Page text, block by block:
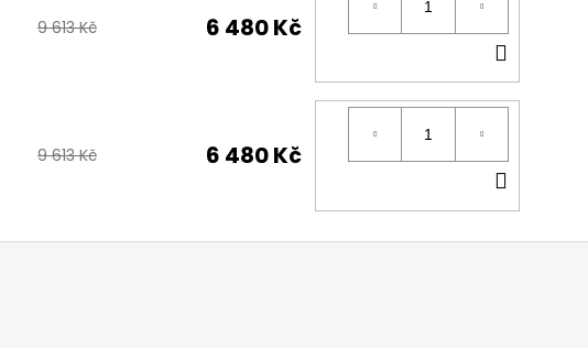
9 613 Kč 6 480 Kč
9 613 Kč 6 480 Kč